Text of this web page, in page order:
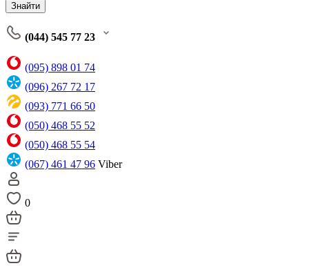
Знайти
(044) 545 77 23
(095) 898 01 74
(096) 267 72 17
(093) 771 66 50
(050) 468 55 52
(050) 468 55 54
(067) 461 47 96 Viber
0